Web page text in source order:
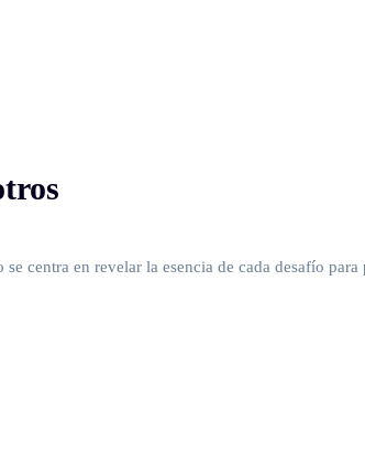
centra en revelar la esencia de cada desafío